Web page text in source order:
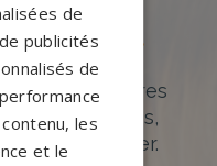
uniques et
choix de pierres
modernes,
à personnaliser.
de
publicités
de
les
et le